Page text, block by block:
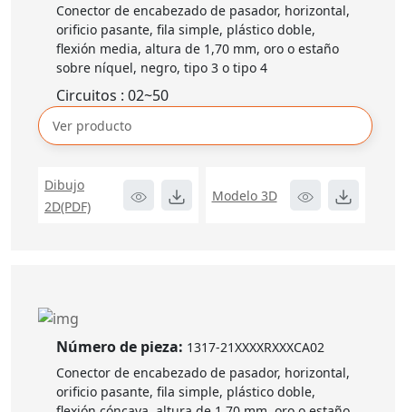
Conector de encabezado de pasador, horizontal,
orificio pasante, fila simple, plástico doble,
flexión media, altura de 1,70 mm, oro o estaño
sobre níquel, negro, tipo 3 o tipo 4
Circuitos : 02~50
Ver producto
Dibujo
2D(PDF)
Modelo 3D
Número de pieza: 1317-21XXXXRXXXCA02
Conector de encabezado de pasador, horizontal,
orificio pasante, fila simple, plástico doble,